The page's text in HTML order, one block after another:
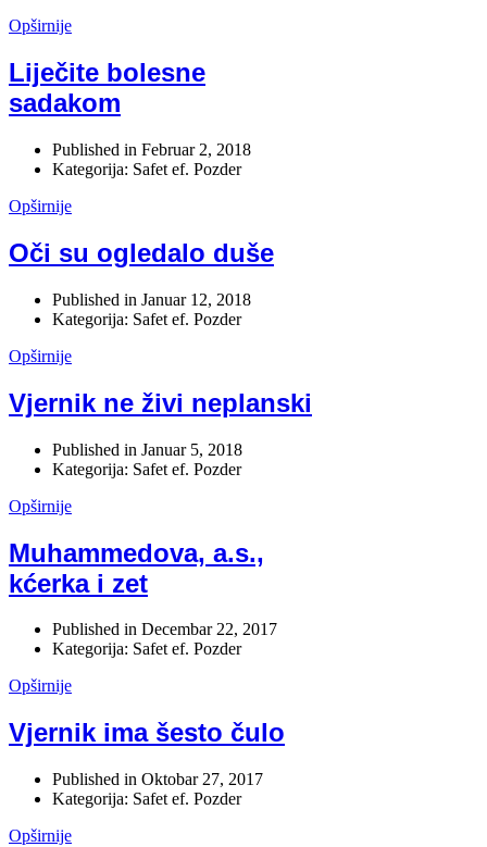
Opširnije
Liječite bolesne
sadakom
Published in Februar 2, 2018
Kategorija: Safet ef. Pozder
Opširnije
Oči su ogledalo duše
Published in Januar 12, 2018
Kategorija: Safet ef. Pozder
Opširnije
Vjernik ne živi neplanski
Published in Januar 5, 2018
Kategorija: Safet ef. Pozder
Opširnije
Muhammedova, a.s.,
kćerka i zet
Published in Decembar 22, 2017
Kategorija: Safet ef. Pozder
Opširnije
Vjernik ima šesto čulo
Published in Oktobar 27, 2017
Kategorija: Safet ef. Pozder
Opširnije